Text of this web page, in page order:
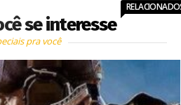
se interesse
pra você